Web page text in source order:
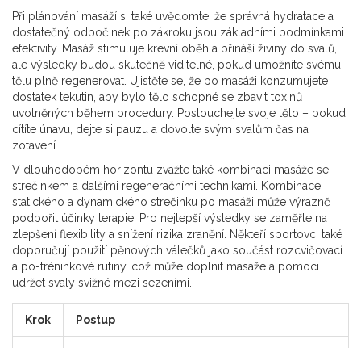
Při plánování masáží si také uvědomte, že správná hydratace a
dostatečný odpočinek po zákroku jsou základními podmínkami
efektivity. Masáž stimuluje krevní oběh a přináší živiny do svalů,
ale výsledky budou skutečně viditelné, pokud umožníte svému
tělu plně regenerovat. Ujistěte se, že po masáži konzumujete
dostatek tekutin, aby bylo tělo schopné se zbavit toxinů
uvolněných během procedury. Poslouchejte svoje tělo – pokud
cítíte únavu, dejte si pauzu a dovolte svým svalům čas na
zotavení.
V dlouhodobém horizontu zvažte také kombinaci masáže se
strečinkem a dalšími regeneračními technikami. Kombinace
statického a dynamického strečinku po masáži může výrazně
podpořit účinky terapie. Pro nejlepší výsledky se zaměřte na
zlepšení flexibility a snížení rizika zranění. Někteří sportovci také
doporučují použití pěnových válečků jako součást rozcvičovací
a po-tréninkové rutiny, což může doplnit masáže a pomoci
udržet svaly svižné mezi sezeními.
Krok Postup